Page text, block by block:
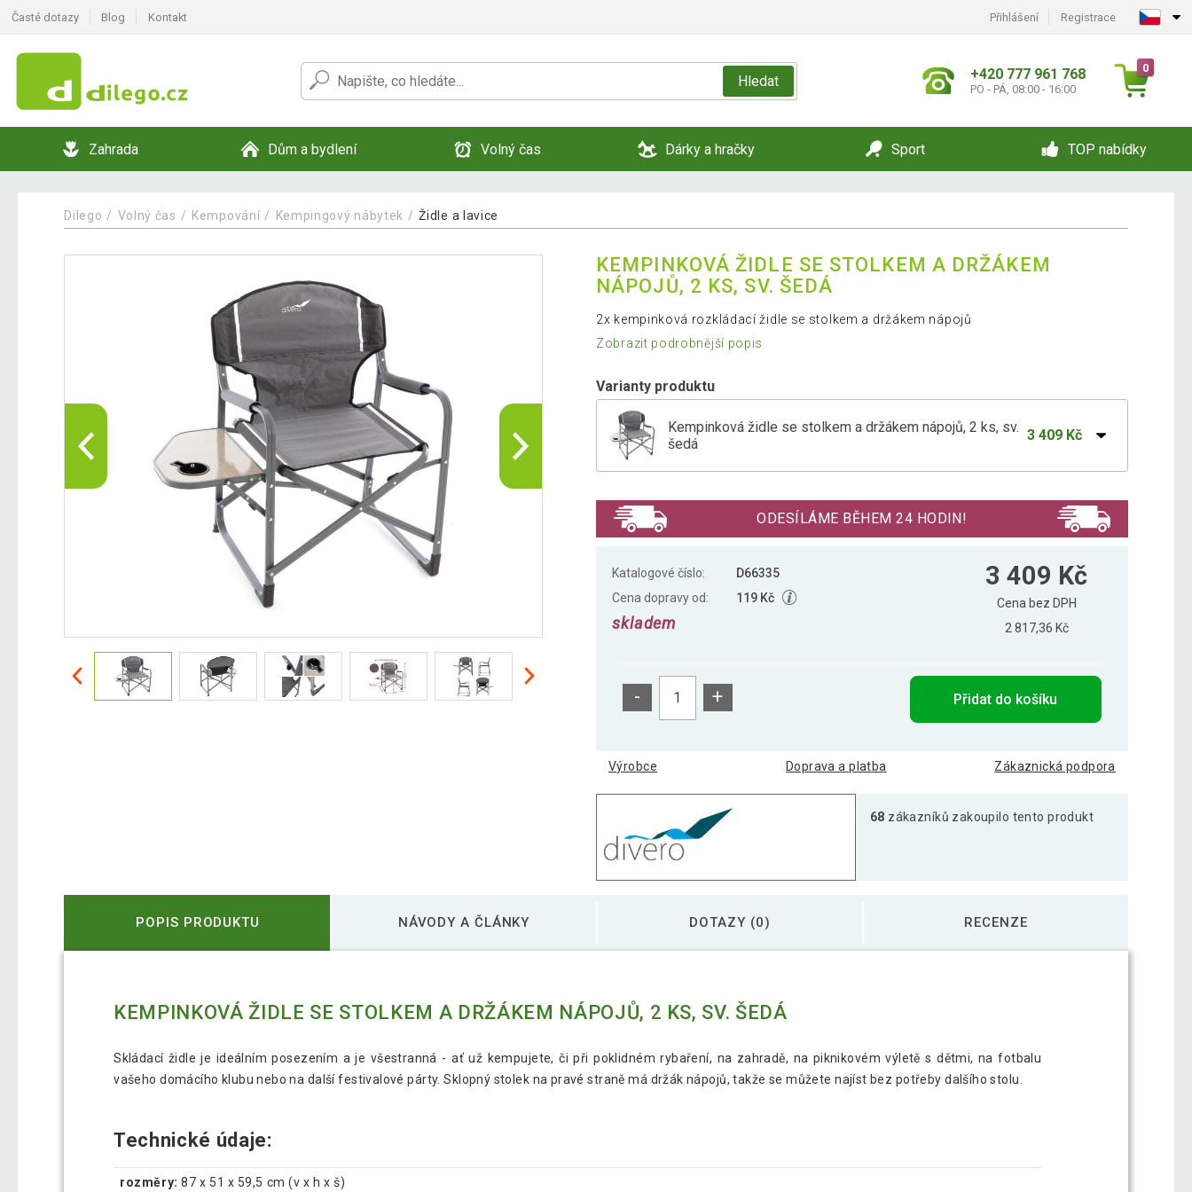
Časté dotazy Blog Kontakt Přihlášení Registrace
Hledat +420 777 961 768
PO - PÁ, 08:00 - 16:00
0
Zahrada Dům a bydlení Volný čas Dárky a hračky Sport TOP nabídky
Dilego Volný čas Kempování Kempingový nábytek Židle a lavice
KEMPINKOVÁ ŽIDLE SE STOLKEM A DRŽÁKEM
NÁPOJŮ, 2 KS, SV. ŠEDÁ
2x kempinková rozkládací židle se stolkem a držákem nápojů
Zobrazit podrobnější popis
Varianty produktu
Kempinková židle se stolkem a držákem nápojů, 2 ks, sv.
šedá
3 409 Kč
ODESÍLÁME BĚHEM 24 HODIN!
Katalogové číslo:
D66335
Cena dopravy od:
119 Kč
skladem
3 409 Kč
Cena bez DPH
2 817,36 Kč
- + Přidat do košíku
Výrobce Doprava a platba Zákaznická podpora
68 zákazníků zakoupilo tento produkt
POPIS PRODUKTU NÁVODY A ČLÁNKY DOTAZY (0) RECENZE
KEMPINKOVÁ ŽIDLE SE STOLKEM A DRŽÁKEM NÁPOJŮ, 2 KS, SV. ŠEDÁ
Skládací židle je ideálním posezením a je všestranná - ať už kempujete, či při poklidném rybaření, na zahradě, na piknikovém výletě s dětmi, na fotbalu
vašeho domácího klubu nebo na další festivalové párty. Sklopný stolek na pravé straně má držák nápojů, takže se můžete najíst bez potřeby dalšího stolu.
Technické údaje:
rozměry: 87 x 51 x 59,5 cm (v x h x š)